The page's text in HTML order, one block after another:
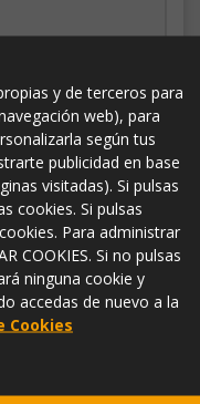
para pagos con
y de terceros para
web), para
según tus
publicidad en base
visitadas). Si pulsas
cookies. Si pulsas
Para administrar
COOKIES. Si no pulsas
ninguna cookie y
accedas de nuevo a la
Cookies